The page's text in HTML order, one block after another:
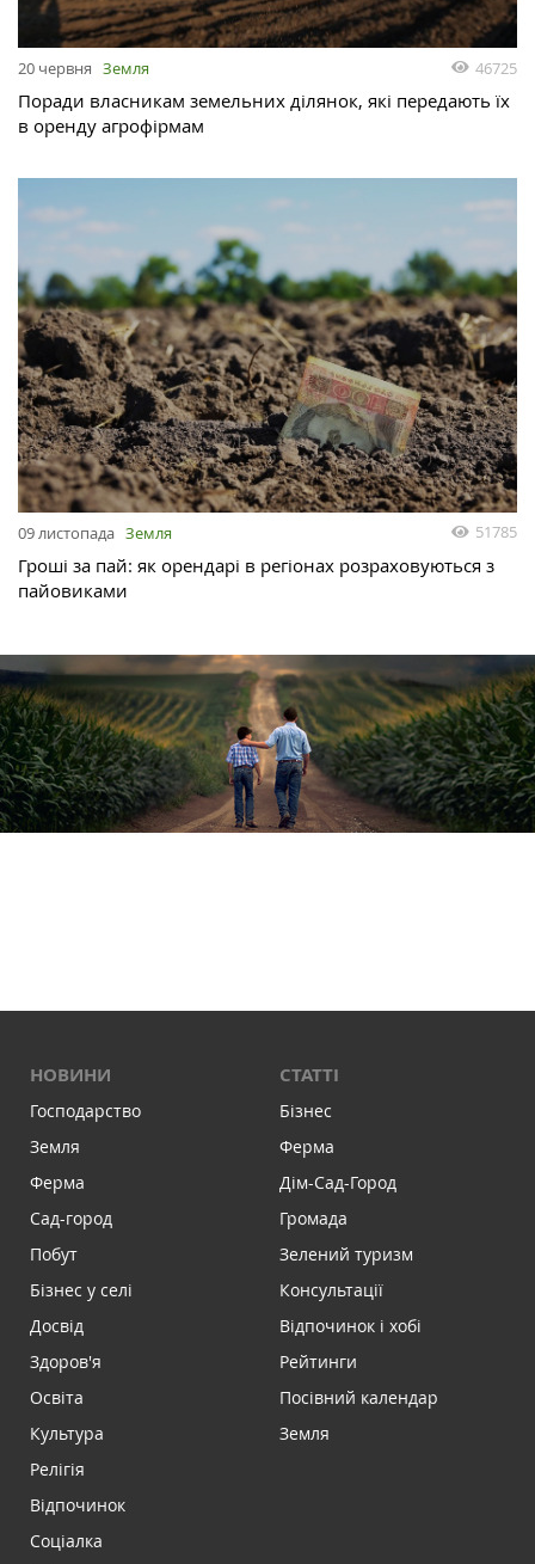
20 червня Земля 46725
Поради власникам земельних ділянок, які передають їх
в оренду агрофірмам
09 листопада Земля 51785
Гроші за пай: як орендарі в регіонах розраховуються з
пайовиками
НОВИНИ
Господарство
Земля
Ферма
Сад-город
Побут
Бізнес у селі
Досвід
Здоров'я
Освіта
Культура
Релігія
Відпочинок
Соціалка
СТАТТІ
Бізнес
Ферма
Дім-Сад-Город
Громада
Зелений туризм
Консультації
Відпочинок і хобі
Рейтинги
Посівний календар
Земля